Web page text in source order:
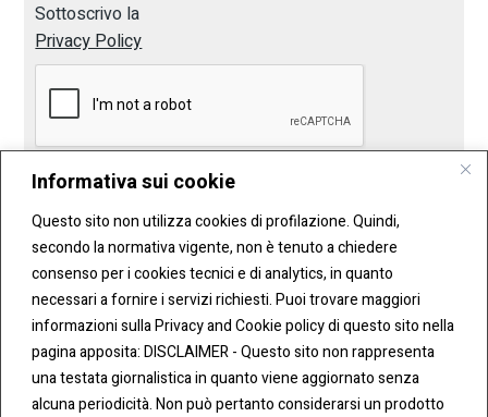
Informativa sui cookie
Questo sito non utilizza cookies di profilazione. Quindi,
secondo la normativa vigente, non è tenuto a chiedere
consenso per i cookies tecnici e di analytics, in quanto
necessari a fornire i servizi richiesti. Puoi trovare maggiori
informazioni sulla Privacy and Cookie policy di questo sito nella
pagina apposita: DISCLAIMER - Questo sito non rappresenta
una testata giornalistica in quanto viene aggiornato senza
alcuna periodicità. Non può pertanto considerarsi un prodotto
Sottoscrivo la
Privacy Policy